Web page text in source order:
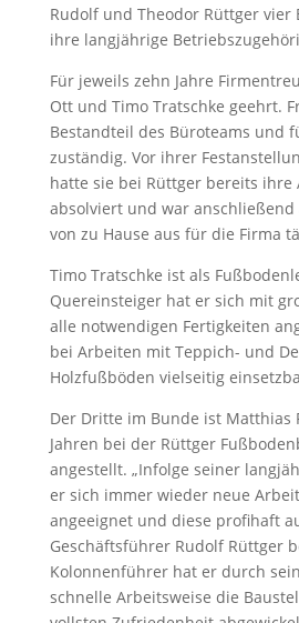
Rudolf und Theodor Rüttger vier
ihre langjährige
Für jeweils zehn Jahre
Ott und Timo Tratschke geehrt.
Bestandteil des Büroteams und
zuständig. Vor ihrer
hatte sie bei Rüttger bereits ihre
absolviert und war
von zu Hause aus für die Firma
Timo Tratschke ist als
Quereinsteiger hat er sich mit
alle notwendigen Fertigkeiten
bei Arbeiten mit Teppich- und
Holzfußböden vielseitig
Der Dritte im Bunde ist Matthias
Jahren bei der Rüttger
angestellt. „Infolge seiner
er sich immer wieder neue
angeeignet und diese profihaft
Geschäftsführer Rudolf Rüttger
Kolonnenführer hat er durch
schnelle Arbeitsweise die